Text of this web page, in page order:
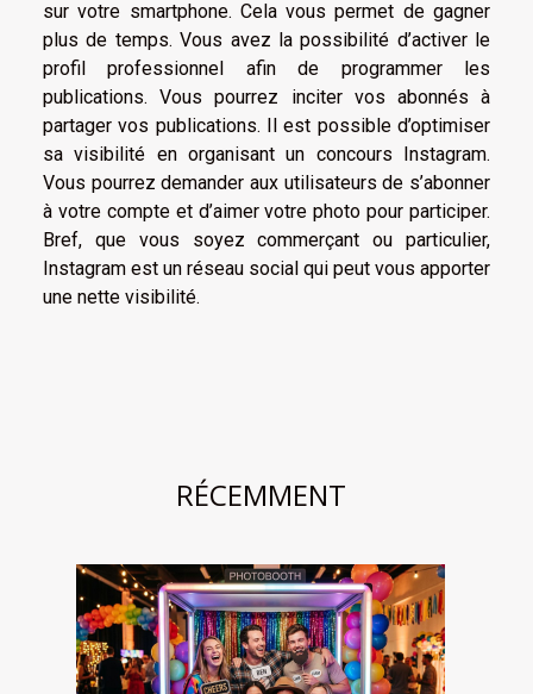
sur votre smartphone. Cela vous permet de gagner
plus de temps. Vous avez la possibilité d’activer le
profil professionnel afin de programmer les
publications. Vous pourrez inciter vos abonnés à
partager vos publications. Il est possible d’optimiser
sa visibilité en organisant un concours Instagram.
Vous pourrez demander aux utilisateurs de s’abonner
à votre compte et d’aimer votre photo pour participer.
Bref, que vous soyez commerçant ou particulier,
Instagram est un réseau social qui peut vous apporter
une nette visibilité.
RÉCEMMENT